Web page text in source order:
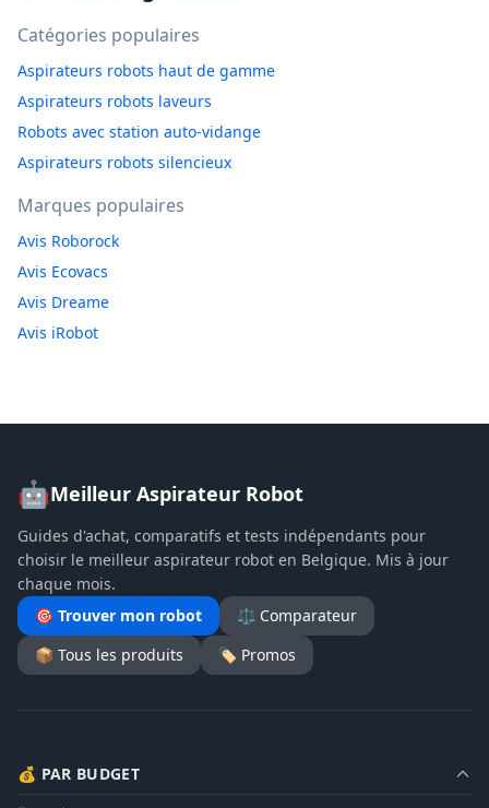
Catégories populaires
Aspirateurs robots haut de gamme
Aspirateurs robots laveurs
Robots avec station auto-vidange
Aspirateurs robots silencieux
Marques populaires
Avis Roborock
Avis Ecovacs
Avis Dreame
Avis iRobot
🤖Meilleur Aspirateur Robot
Guides d'achat, comparatifs et tests indépendants pour
choisir le meilleur aspirateur robot en Belgique. Mis à jour
chaque mois.
🎯 Trouver mon robot
⚖️ Comparateur
📦 Tous les produits
🏷️ Promos
💰 PAR BUDGET